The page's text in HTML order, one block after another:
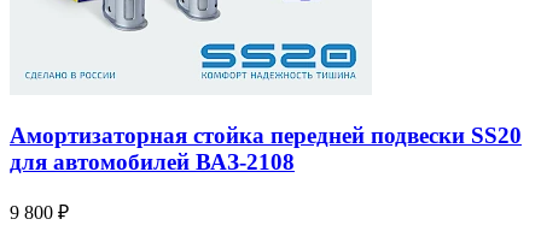
Амортизаторная стойка передней подвески SS20
для автомобилей ВАЗ-2108
9 800 ₽